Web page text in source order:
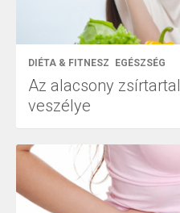
DIÉTA & FITNESZ EGÉSZSÉG
Az alacsony
veszélye